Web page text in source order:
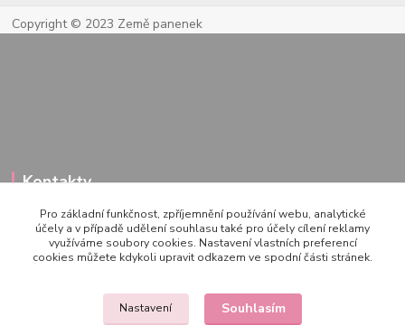
Copyright © 2023 Země panenek
Kontakty
722 000 724
zemepanenek@gmail.com
Pro základní funkčnost, zpříjemnění používání webu, analytické
účely a v případě udělení souhlasu také pro účely cílení reklamy
využíváme soubory cookies. Nastavení vlastních preferencí
cookies můžete kdykoli upravit odkazem ve spodní části stránek.
Nastavení Souhlasím